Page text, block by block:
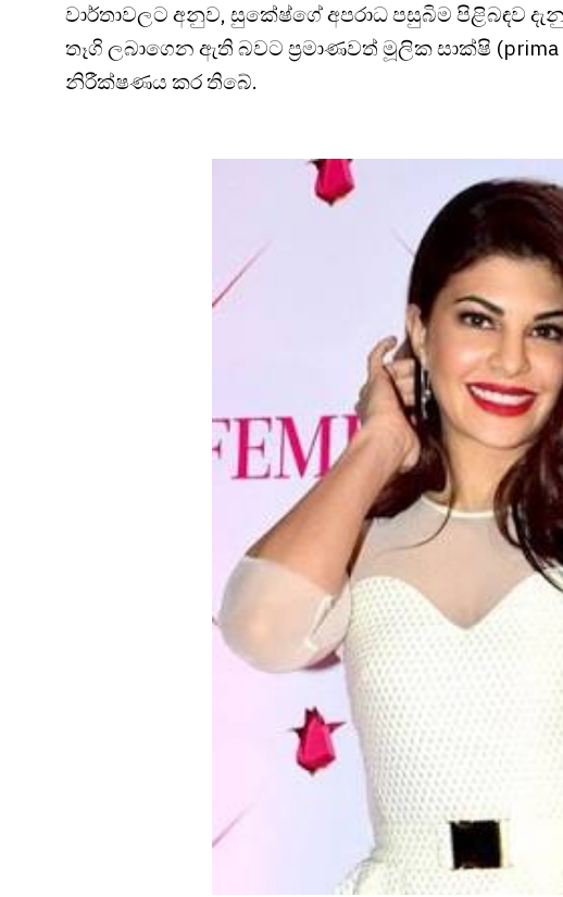
වාර්තාවලට අනුව, සුකේෂ්ගේ අපරාධ පසුබිම පිළිබඳව
තෑගි ලබාගෙන ඇති බවට ප්‍රමාණවත් මූලික සාක්ෂි
නිරීක්ෂණය කර තිබේ.